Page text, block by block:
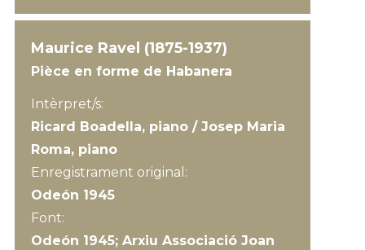
Maurice Ravel (1875-1937)
Pièce en forme de Habanera
Intèrpret/s:
Ricard Boadella, piano / Josep Maria
Roma, piano
Enregistrament original:
Odeón 1945
Font:
Odeón 1945; Arxiu Associació Joan